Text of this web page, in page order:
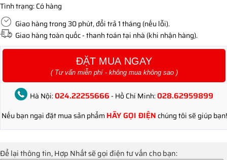
Tình trạng:Có hàng
Giao hàng trong 30 phút, đổi trả 1 tháng (nếu lỗi).
Giao hàng toàn quốc - thanh toán tại nhà (khi nhận hàng).
ĐẶT MUA NGAY
( Tư vấn miễn phí - không mua không sao )
Hà Nội:024.22255666 - Hồ Chí Minh:028.62959899
Nếu bạn ngại đặt mua sản phẩmHÃY GỌI ĐIỆN chúng tôi sẽ giúp bạn!
Để lại thông tin, Hợp Nhất sẽ gọi điện tư vấn cho bạn: